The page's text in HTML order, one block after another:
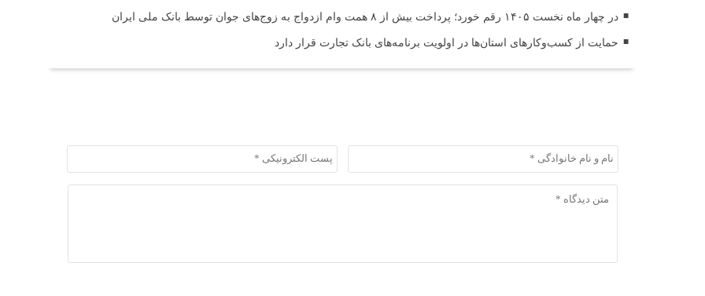
در چهار ماه نخست ۱۴۰۵ رقم خورد؛ پرداخت بیش از ۸ همت وام ازدواج به زوج‌های جوان توسط بانک ملی ایران
حمایت از کسب‌وکارهای استان‌ها در اولویت برنامه‌های بانک تجارت قرار دارد